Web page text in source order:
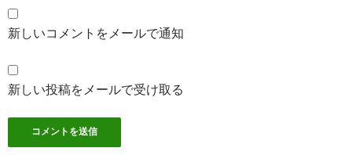
新しいコメントをメールで通知
新しい投稿をメールで受け取る